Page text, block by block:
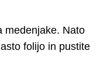
medenjake. Nato
folijo in pustite